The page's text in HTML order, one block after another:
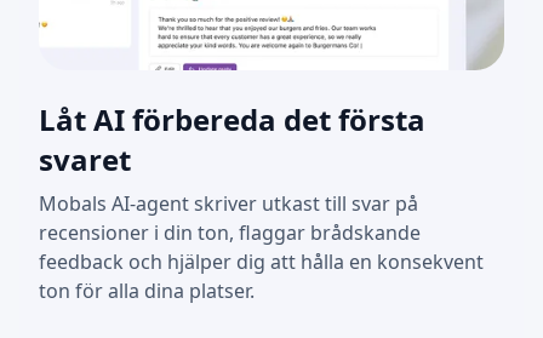
Låt AI förbereda det första
svaret
Mobals AI-agent skriver utkast till svar på
recensioner i din ton, flaggar brådskande
feedback och hjälper dig att hålla en konsekvent
ton för alla dina platser.